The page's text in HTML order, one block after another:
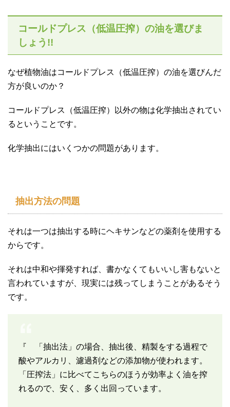
コールドプレス（低温圧搾）の油を選びま
しょう!!
なぜ植物油はコールドプレス（低温圧搾）の油を選びんだ
方が良いのか？
コールドプレス（低温圧搾）以外の物は化学抽出されてい
るということです。
化学抽出にはいくつかの問題があります。
抽出方法の問題
それは一つは抽出する時にヘキサンなどの薬剤を使用する
からです。
それは中和や揮発すれば、書かなくてもいいし害もないと
言われていますが、現実には残ってしまうことがあるそう
です。
『 「抽出法」の場合、抽出後、精製をする過程で
酸やアルカリ、濾過剤などの添加物が使われます。
「圧搾法」に比べてこちらのほうが効率よく油を搾
れるので、安く、多く出回っています。